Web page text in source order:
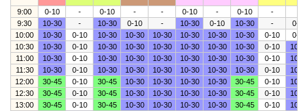
9:00 0-10 - 0-10 - - 0-10 - 0-10 -
9:30
10-30 - 10-30 0-10 - 10-30 0-10 10-30 -
0-10
10:00
10-30 0-10 10-30 10-30 10-30 10-30 10-30 10-30 0-10
0-10
10:30
10-30 0-10 10-30 10-30 10-30 10-30 10-30 10-30 0-10
10-
11:00
10-30 0-10 10-30 10-30 10-30 10-30 10-30 10-30 0-10
10-
11:30
10-30 0-10 10-30 10-30 10-30 10-30 10-30 10-30 0-10
10-
12:00
30-45 0-10 30-45 10-30 10-30 10-30 10-30 30-45 0-10
10-
12:30
30-45 0-10 30-45 10-30 10-30 10-30 10-30 30-45 0-10
10-
13:00
30-45 0-10 30-45 10-30 10-30 10-30 10-30 30-45 0-10
10-